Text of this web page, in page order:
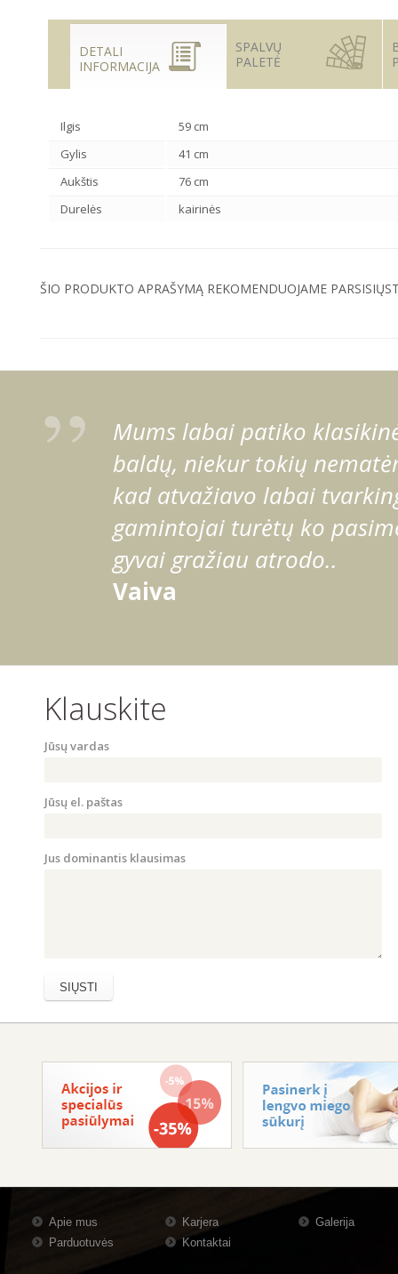
DETALI
INFORMACIJA
SPALVŲ
PALETĖ
Ilgis
59 cm
Gylis
41 cm
Aukštis
76 cm
Durelės
kairinės
ŠIO PRODUKTO APRAŠYMĄ REKOMENDUOJAME
Mums labai patiko
baldų, niekur tokių
kad atvažiavo labai
gamintojai turėtų ko
gyvai gražiau atrodo..
Vaiva
Klauskite
Jūsų vardas
Jūsų el. paštas
Jus dominantis klausimas
Apie mus Karjera
Galerija
Parduotuvės
Kontaktai